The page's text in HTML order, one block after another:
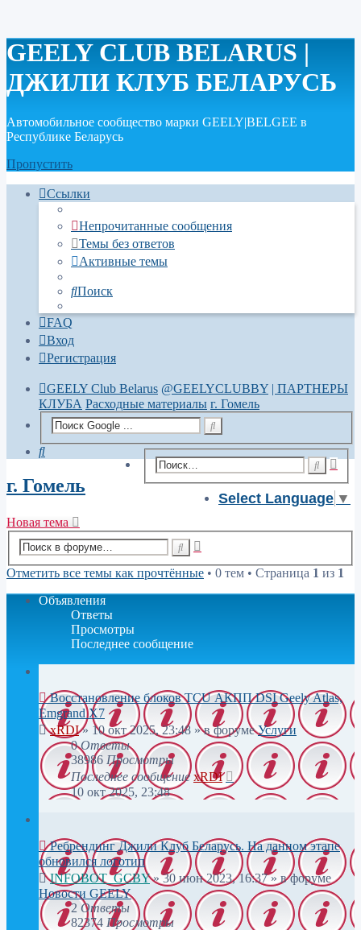
GEELY CLUB BELARUS |
ДЖИЛИ КЛУБ БЕЛАРУСЬ
Автомобильное сообщество марки GEELY|BELGEE в
Республике Беларусь
Пропустить
Ссылки
Непрочитанные сообщения
Темы без ответов
Активные темы
Поиск
FAQ
Вход
Регистрация
GEELY Club Belarus @GEELYCLUBBY | ПАРТНЕРЫ
КЛУБА Расходные материалы г. Гомель
Поиск
Select Language ▼
г. Гомель
Новая тема
Отметить все темы как прочтённые • 0 тем • Страница 1 из 1
Объявления
Ответы
Просмотры
Последнее сообщение
Восстановление блоков TCU АКПП DSI Geely Atlas,
Emgrand X7
xRDI» 10 окт 2025, 23:48 » в форумеУслуги
0Ответы
38986 Просмотры
Последнее сообщениеxRDI
10 окт 2025, 23:48
Ребрендинг Джили Клуб Беларусь. На данном этапе
обновился логотип
INFOBOT_GCBY»30 июн 2023, 16:37» в форуме
Новости GEELY
2 Ответы
82374 Просмотры